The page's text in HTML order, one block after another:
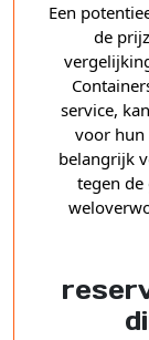
Een
de
service,
voor hun
belangrijk
tegen de